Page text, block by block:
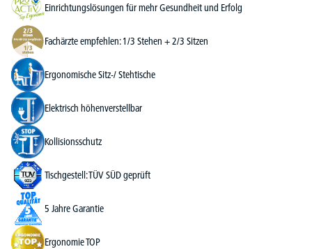
Einrichtungslösungen für mehr Gesundheit und Erfolg
Fachärzte empfehlen: 1/3 Stehen + 2/3 Sitzen
Ergonomische Sitz-/ Stehtische
Elektrisch höhenverstellbar
Kollisionsschutz
Tischgestell: TÜV SÜD geprüft
5 Jahre Garantie
Ergonomie TOP